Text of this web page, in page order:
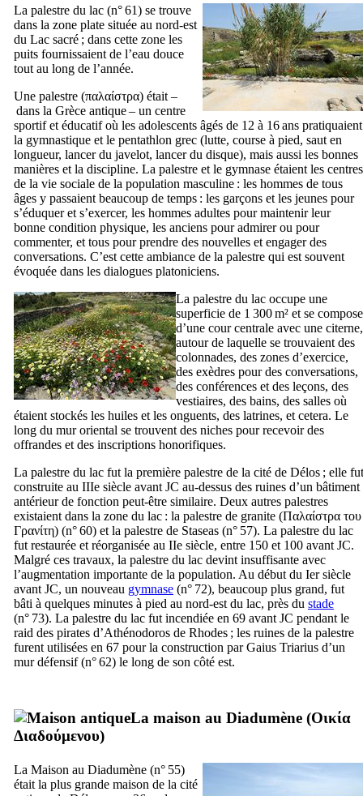
La palestre du lac (n° 61) se trouve
dans la zone plate située au nord-est
du Lac sacré ; dans cette zone les
puits fournissaient de l’eau douce
tout au long de l’année.
Une palestre (παλαίστρα) était –
dans la Grèce antique – un centre
sportif et éducatif où les adolescents âgés de 12 à 16 ans pratiquaient
la gymnastique et le pentathlon grec (lutte, course à pied, saut en
longueur, lancer du javelot, lancer du disque), mais aussi les bonnes
manières et la discipline. La palestre et le gymnase étaient les centres
de la vie sociale de la population masculine : les hommes de tous
âges y passaient beaucoup de temps : les garçons et les jeunes pour
s’éduquer et s’exercer, les hommes adultes pour maintenir leur
bonne condition physique, les anciens pour admirer ou pour
commenter, et tous pour prendre des nouvelles et engager des
conversations. C’est cette ambiance de la palestre qui est souvent
évoquée dans les dialogues platoniciens.
La palestre du lac occupe une
superficie de 1 300 m² et se compose
d’une cour centrale avec une citerne,
autour de laquelle se trouvaient des
colonnades, des zones d’exercice,
des exèdres pour des conversations,
des conférences et des leçons, des
vestiaires, des bains, des salles où
étaient stockés les huiles et les onguents, des latrines, et cetera. Le
long du mur oriental se trouvent des niches pour recevoir des
offrandes et des inscriptions honorifiques.
La palestre du lac fut la première palestre de la cité de Délos ; elle fut
construite au IIIe siècle avant JC au-dessus des ruines d’un bâtiment
antérieur de fonction peut-être similaire. Deux autres palestres
existaient dans la zone du lac : la palestre de granite (Παλαίστρα του
Γρανίτη) (n° 60) et la palestre de Staseas (n° 57). La palestre du lac
fut restaurée et réorganisée au IIe siècle, entre 150 et 100 avant JC.
Malgré ces travaux, la palestre du lac devint insuffisante avec
l’augmentation importante de la population. Au début du Iersiècle
avant JC, un nouveau gymnase (n° 72), beaucoup plus grand, fut
bâti à quelques minutes à pied au nord-est du lac, près du stade
(n° 73). La palestre du lac fut incendiée en 69 avant JC pendant le
raid des pirates d’Athénodoros de Rhodes ; les ruines de la palestre
furent utilisées en 67 pour la construction parGaius Triarius d’un
mur défensif (n° 62) le long de son côté est.
La maison au Diadumène (Οικία
Διαδούμενου)
La Maison au Diadumène (n° 55)
était la plus grande maison de la cité